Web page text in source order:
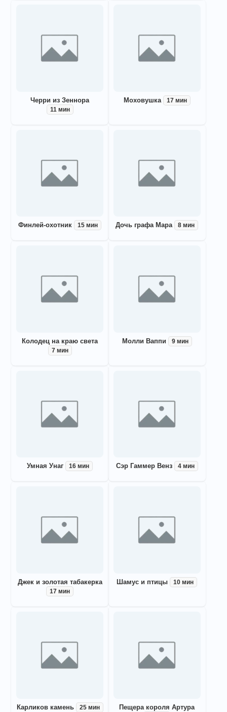
Черри из Зеннора
11 мин
Моховушка 17 мин
Финлей-охотник 15 мин Дочь графа Мара 8 мин
Колодец на краю света
7 мин
Молли Ваппи 9 мин
Умная Унаг 16 мин Сэр Гаммер Венз 4 мин
Джек и золотая табакерка
17 мин
Шамус и птицы 10 мин
Карликов камень 25 мин Пещера короля Артура